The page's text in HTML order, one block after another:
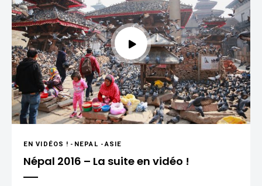
EN VIDÉOS ! - NEPAL -ASIE
Népal 2016 – La suite en vidéo !